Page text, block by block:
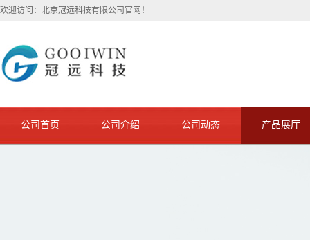
欢迎访问：北京冠远科技有限公司官网！
公司首页 公司介绍 公司动态 产品展厅